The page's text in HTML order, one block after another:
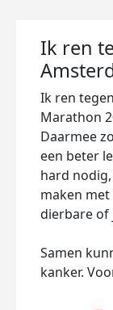
Ik ren
Ik ren
Marathon
Daarmee
een beter
hard
maken met
dierbare
Samen
kanker.